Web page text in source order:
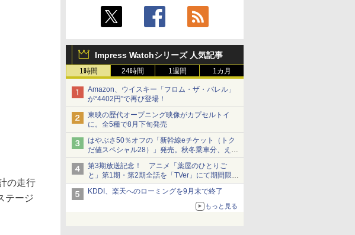
Impress Watchシリーズ 人気記事
1時間 24時間 1週間 1カ月
Amazon、ウイスキー「フロム・ザ・バレル」
が“4402円”で再び登場！
東映の歴代オープニング映像がカプセルトイ
に。全5種で8月下旬発売
はやぶさ50％オフの「新幹線eチケット（トク
だ値スペシャル28）」発売。秋冬乗車分、えき
ねっと限定
第3期放送記念！ アニメ「薬屋のひとりご
と」第1期・第2期全話を「TVer」にて期間限定
で順次無料配信開始
KDDI、楽天へのローミングを9月末で終了
もっと見る
の走行
テージ